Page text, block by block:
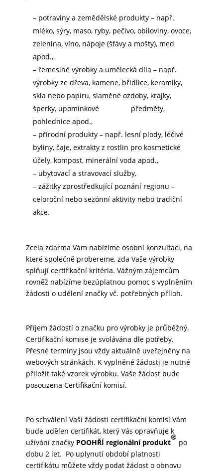
– potraviny a zemědělské produkty – např.
mléko, sýry, maso, ryby, pečivo, obiloviny, ovoce,
zelenina, víno, nápoje (šťávy a mošty), med
apod.,
– řemeslné výrobky a umělecká díla – např.
výrobky ze dřeva, kamene, břidlice, keramiky,
skla nebo papíru, slaměné ozdoby, krajky,
šperky, upomínkové předměty,
pohlednice apod.,
– přírodní produkty – např. lesní plody, léčivé
byliny, čaje, extrakty z rostlin pro kosmetické
účely, kompost, minerální voda apod.,
– ubytovací a stravovací služby,
– zážitky zprostředkující poznání regionu –
celoroční nebo sezónní aktivity nebo tradiční
akce.
Zcela zdarma Vám nabízíme osobní konzultaci, na
které společně probereme, zda Vaše výrobky
splňují certifikační kritéria. Vážným zájemcům
rovněž nabízíme bezúplatnou pomoc s vyplněním
žádosti o udělení značky vč. potřebných příloh.
Příjem žádostí o značku pro výrobky je průběžný.
Certifikační komise je svolávána dle potřeby.
Přesné termíny jsou vždy aktuálně uveřejněny na
webových stránkách. K vyplněné žádosti je nutné
přiložit také vzorek výrobku. Vaše žádost bude
posouzena Certifikační komisí.
Po schválení Vaší žádosti certifikační komisí Vám
bude udělen certifikát, který Vás opravňuje k
užívání značky POOHŘÍ regionální produkt
®
po
dobu 2 let. Po uplynutí období platnosti
certifikátu můžete vždy podat žádost o obnovu